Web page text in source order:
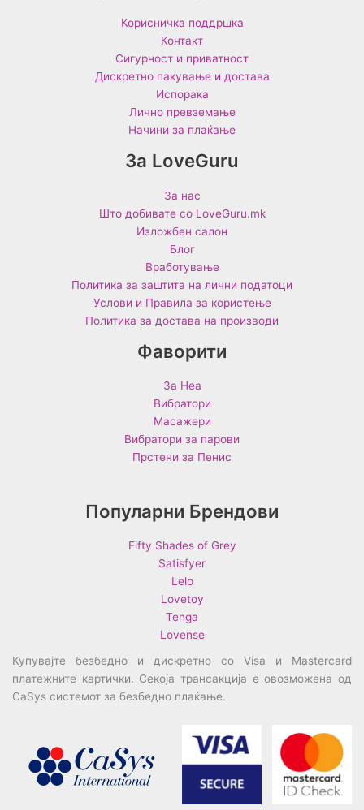
Корисничка поддршка
Контакт
Сигурност и приватност
Дискретно пакување и достава
Испорака
Лично превземање
Начини за плаќање
За LoveGuru
За нас
Што добивате со LoveGuru.mk
Изложбен салон
Блог
Вработување
Политика за заштита на лични податоци
Услови и Правила за користење
Политика за достава на производи
Фаворити
За Неа
Вибратори
Масажери
Вибратори за парови
Прстени за Пенис
Популарни Брендови
Fifty Shades of Grey
Satisfyer
Lelo
Lovetoy
Tenga
Lovense
Купувајте безбедно и дискретно со Visa и Mastercard
платежните картички. Секоја трансакција е овозможена од
CaSys системот за безбедно плаќање.